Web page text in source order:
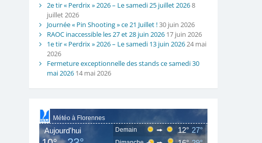
2e tir « Perdrix » 2026 – Le samedi 25 juillet 20268
juillet 2026
Journée « Pin Shooting » ce 21 Juillet !30 juin 2026
RAOC inaccessible les 27 et 28 juin 2026 17 juin 2026
1e tir « Perdrix » 2026 – Le samedi 13 juin 202624 mai
2026
Fermeture exceptionnelle des stands ce samedi 30
mai 2026 14 mai 2026